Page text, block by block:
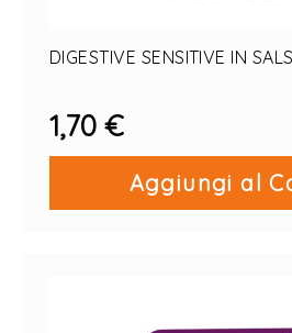
DIGESTIVE SENSITIVE IN
1,70 €
Aggiungi al